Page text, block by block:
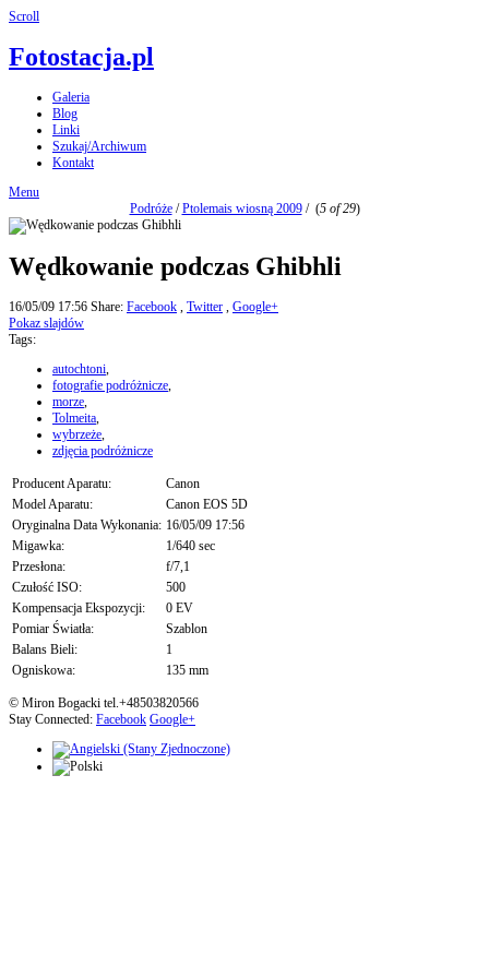
Scroll
Fotostacja.pl
Galeria
Blog
Linki
Szukaj/Archiwum
Kontakt
Menu
Podróże/Ptolemais wiosną 2009/ (5 of 29)
Wędkowanie podczas Ghibhli
16/05/09 17:56 Share: Facebook , Twitter , Google+
Pokaz slajdów
Tags:
autochtoni,
fotografie podróżnicze,
morze,
Tolmeita,
wybrzeże,
zdjęcia podróżnicze
Producent Aparatu:
Canon
Model Aparatu:
Canon EOS 5D
Oryginalna Data Wykonania: 16/05/09 17:56
Migawka:
1/640 sec
Przesłona:
f/7,1
Czułość ISO:
500
Kompensacja Ekspozycji:
0 EV
Pomiar Światła:
Szablon
Balans Bieli:
1
Ogniskowa:
135 mm
© Miron Bogacki tel.+48503820566
Stay Connected: Facebook Google+